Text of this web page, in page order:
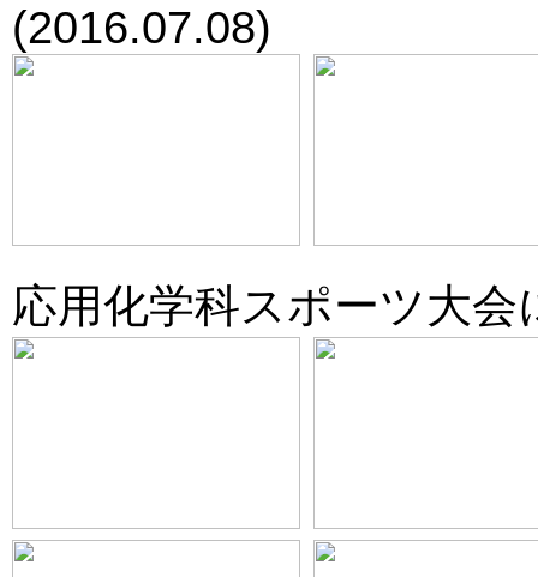
(2016.07.08)
応用化学科スポーツ大